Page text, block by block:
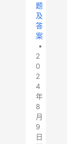
题
及
答
案
•
2
0
2
4
年
8
月
9
日